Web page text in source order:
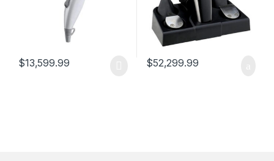
$13,599.99 $52,299.99